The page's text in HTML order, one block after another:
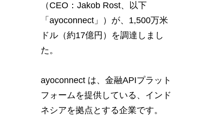
（CEO：Jakob Rost、以下
「ayoconnect」）が、1,500万米
ドル（約17億円）を調達しまし
た。
ayoconnect は、金融APIプラット
フォームを提供している、インド
ネシアを拠点とする企業です。